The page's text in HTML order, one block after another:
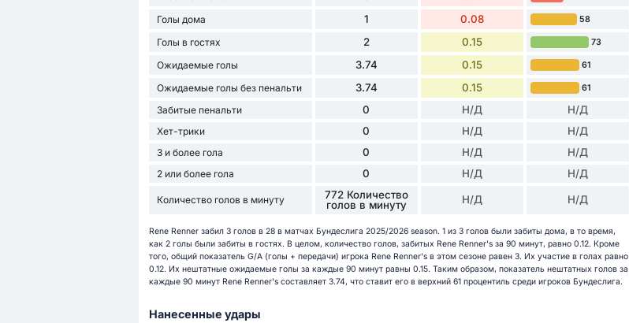
Голы дома 1 0.08 58
Голы в гостях 2 0.15 73
Ожидаемые голы 3.74 0.15 61
Ожидаемые голы без пенальти 3.74 0.15 61
Забитые пенальти 0 Н/Д Н/Д
Хет-трики 0 Н/Д Н/Д
3 и более гола 0 Н/Д Н/Д
2 или более гола 0 Н/Д Н/Д
Количество голов в минуту
772 Количество
голов в минуту
Н/Д Н/Д
Rene Renner забил 3 голов в 28 в матчах Бундеслига 2025/2026 season. 1 из 3 голов были забиты дома, в то время,
как 2 голы были забиты в гостях. В целом, количество голов, забитых Rene Renner's за 90 минут, равно 0.12. Кроме
того, общий показатель G/A (голы + передачи) игрока Rene Renner's в этом сезоне равен 3. Их участие в голах равно
0.12. Их нештатные ожидаемые голы за каждые 90 минут равны 0.15. Таким образом, показатель нештатных голов за
каждые 90 минут Rene Renner's составляет 3.74, что ставит его в верхний 61 процентиль среди игроков Бундеслига.
Нанесенные удары